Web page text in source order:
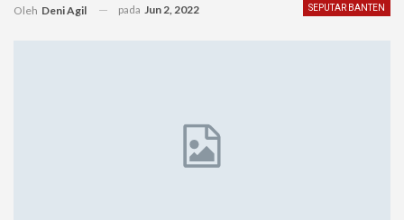
SEPUTAR BANTEN
Oleh Deni Agil pada Jun 2, 2022